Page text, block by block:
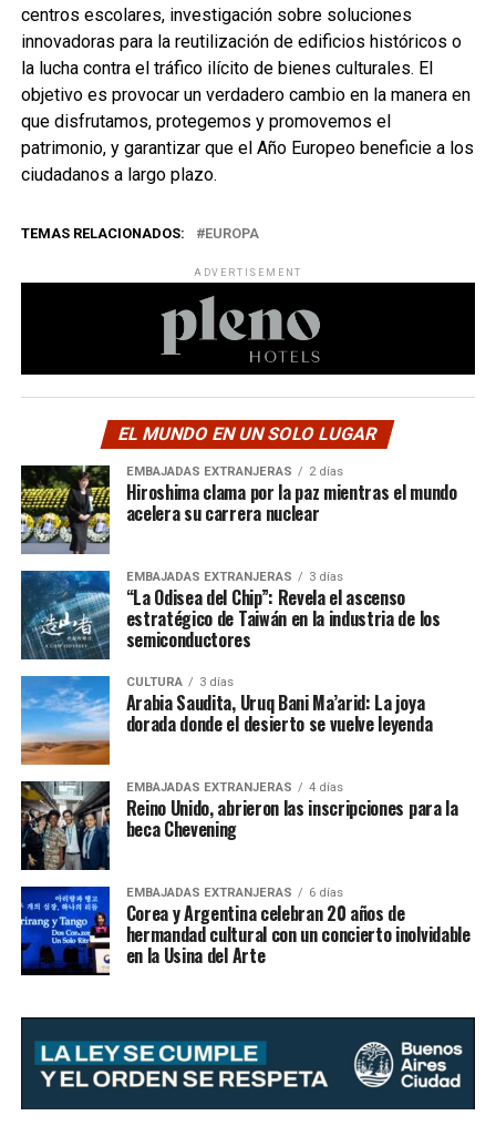
centros escolares, investigación sobre soluciones
innovadoras para la reutilización de edificios históricos o
la lucha contra el tráfico ilícito de bienes culturales. El
objetivo es provocar un verdadero cambio en la manera en
que disfrutamos, protegemos y promovemos el
patrimonio, y garantizar que el Año Europeo beneficie a los
ciudadanos a largo plazo.
TEMAS RELACIONADOS: EUROPA
ADVERTISEMENT
EL MUNDO EN UN SOLO LUGAR
EMBAJADAS EXTRANJERAS 2 días
Hiroshima clama por la paz mientras el mundo
acelera su carrera nuclear
EMBAJADAS EXTRANJERAS 3 días
“La Odisea del Chip”: Revela el ascenso
estratégico de Taiwán en la industria de los
semiconductores
CULTURA 3 días
Arabia Saudita, Uruq Bani Ma’arid: La joya
dorada donde el desierto se vuelve leyenda
EMBAJADAS EXTRANJERAS 4 días
Reino Unido, abrieron las inscripciones para la
beca Chevening
EMBAJADAS EXTRANJERAS 6 días
Corea y Argentina celebran 20 años de
hermandad cultural con un concierto inolvidable
en la Usina del Arte